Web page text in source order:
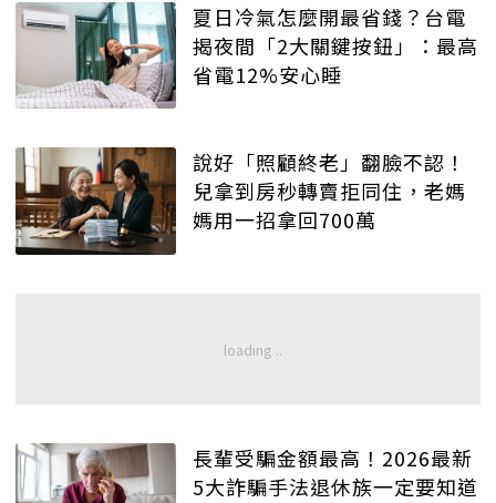
夏日冷氣怎麼開最省錢？台電
揭夜間「2大關鍵按鈕」：最高
省電12%安心睡
說好「照顧終老」翻臉不認！
兒拿到房秒轉賣拒同住，老媽
媽用一招拿回700萬
長輩受騙金額最高！2026最新
5大詐騙手法退休族一定要知道